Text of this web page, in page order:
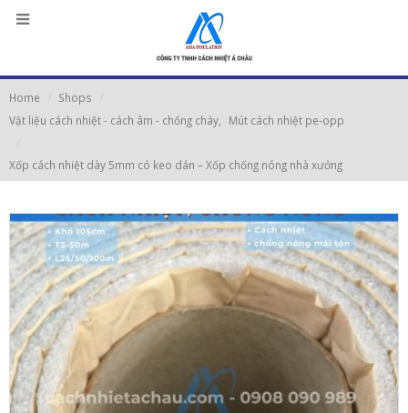
Home
Shops
Vật liệu cách nhiệt - cách âm - chống cháy
Mút cách nhiệt pe-opp
Xốp cách nhiệt dày 5mm có keo dán – Xốp chống nóng nhà xưởng